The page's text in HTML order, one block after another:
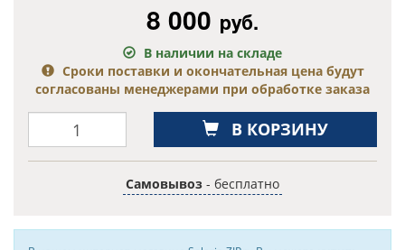
8 000 руб.
В наличии на складе
Сроки поставки и окончательная цена будут
согласованы менеджерами при обработке заказа
В КОРЗИНУ
Самовывоз - бесплатно